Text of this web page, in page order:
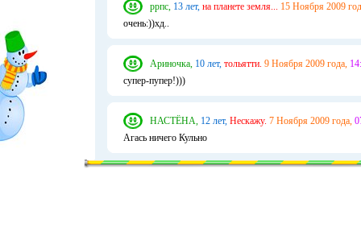
ррпс, 13 лет, на планете земля... 15 Ноября 2009
очень:))хд..
Ариночка, 10 лет, тольятти. 9 Ноября 2009 года,
супер-пупер!)))
НАСТЁНА, 12 лет, Нескажу. 7 Ноября 2009 года,
Агась ничего Кульно